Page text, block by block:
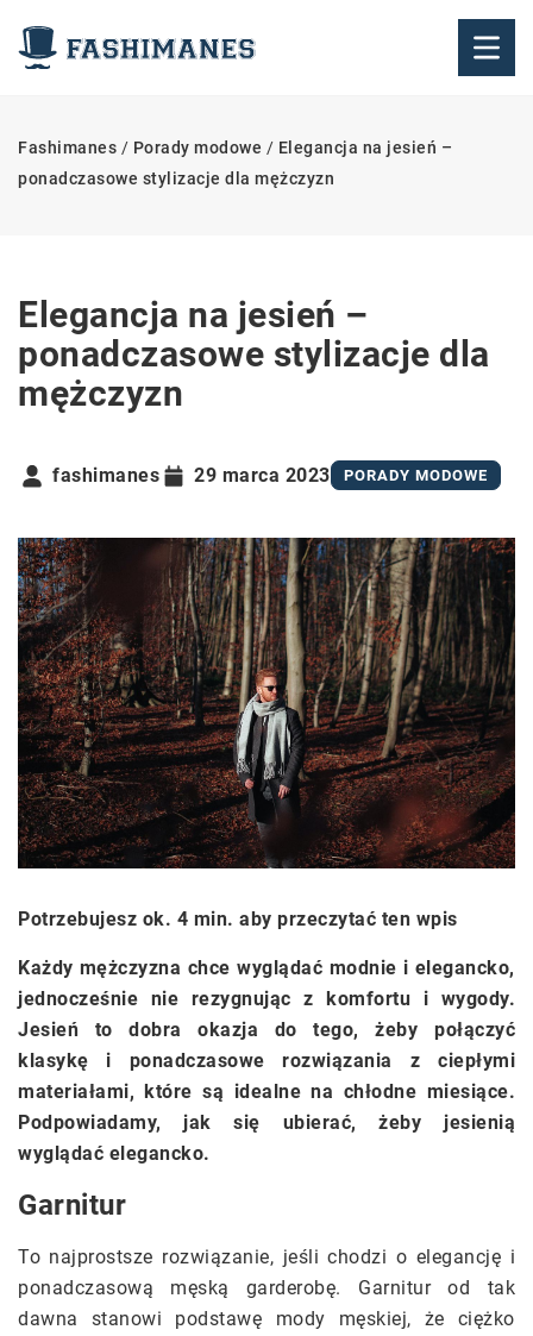
Fashimanes / Porady modowe / Elegancja na jesień –
ponadczasowe stylizacje dla mężczyzn
Elegancja na jesień –
ponadczasowe stylizacje dla
mężczyzn
fashimanes 29 marca 2023 PORADY MODOWE
Potrzebujesz ok. 4 min. aby przeczytać ten wpis
Każdy mężczyzna chce wyglądać modnie i elegancko,
jednocześnie nie rezygnując z komfortu i wygody.
Jesień to dobra okazja do tego, żeby połączyć
klasykę i ponadczasowe rozwiązania z ciepłymi
materiałami, które są idealne na chłodne miesiące.
Podpowiadamy, jak się ubierać, żeby jesienią
wyglądać elegancko.
Garnitur
To najprostsze rozwiązanie, jeśli chodzi o elegancję i
ponadczasową męską garderobę. Garnitur od tak
dawna stanowi podstawę mody męskiej, że ciężko